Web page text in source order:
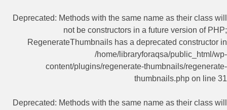
Deprecated: Methods with the same name as their class will
not be constructors in a future version of PHP;
RegenerateThumbnails has a deprecated constructor in
/home/libraryforaqsa/public_html/wp-
content/plugins/regenerate-thumbnails/regenerate-
thumbnails.php on line 31
Deprecated: Methods with the same name as their class will